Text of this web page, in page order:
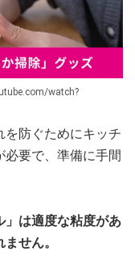
watch?
防ぐためにキッチ
必要で、準備に手間
」は適度な粘度があ
せん。